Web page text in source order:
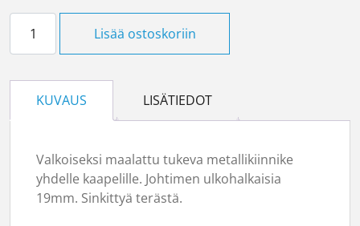
Lisää ostoskoriin
KUVAUS LISÄTIEDOT
Valkoiseksi maalattu tukeva metallikiinnike
yhdelle kaapelille. Johtimen ulkohalkaisia
19mm. Sinkittyä terästä.